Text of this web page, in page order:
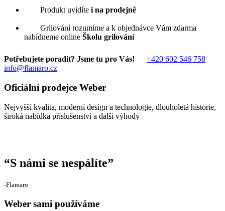
Produkt uvidíte i na prodejně
Grilování rozumíme a k objednávce Vám zdarma
nabídneme online Školu grilování
Potřebujete poradit? Jsme tu pro Vás!
+420 602 546 758
info@flamaro.cz
Oficiální prodejce Weber
Nejvyšší kvalita, moderní design a technologie, dlouholetá historie,
široká nabídka příslušenství a další výhody
“S námi se nespálíte”
‐Flamaro
Weber sami používáme